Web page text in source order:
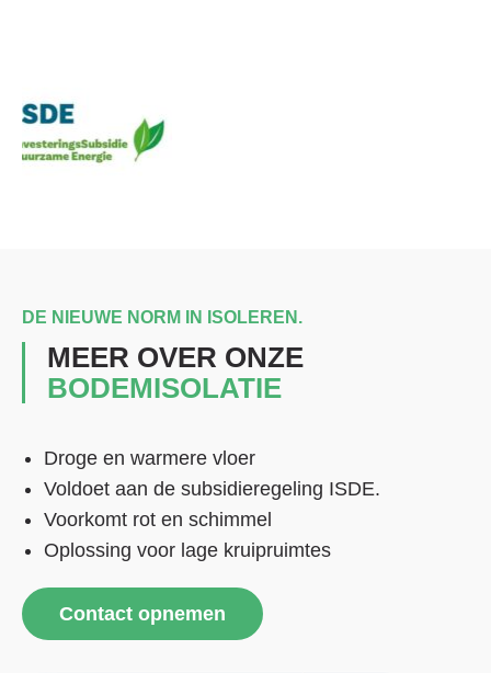
DE NIEUWE NORM IN ISOLEREN.
MEER OVER ONZE
BODEMISOLATIE
Droge en warmere vloer
Voldoet aan de subsidieregeling ISDE.
Voorkomt rot en schimmel
Oplossing voor lage kruipruimtes
Contact opnemen